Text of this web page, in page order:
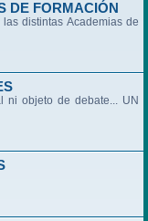
DE FORMACIÓN
distintas Academias de
ni objeto de debate... UN